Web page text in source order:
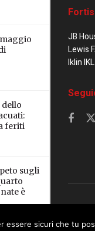
feriti
sugli
è
JB
Lewis
Iklin
essere sicuri che tu